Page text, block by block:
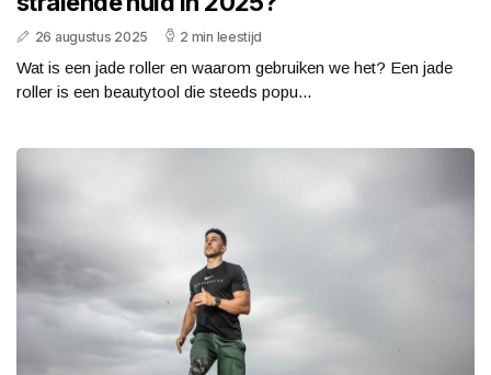
26 augustus 2025 2 min leestijd
Wat is een jade roller en waarom gebruiken we het? Een jade
roller is een beautytool die steeds popu...